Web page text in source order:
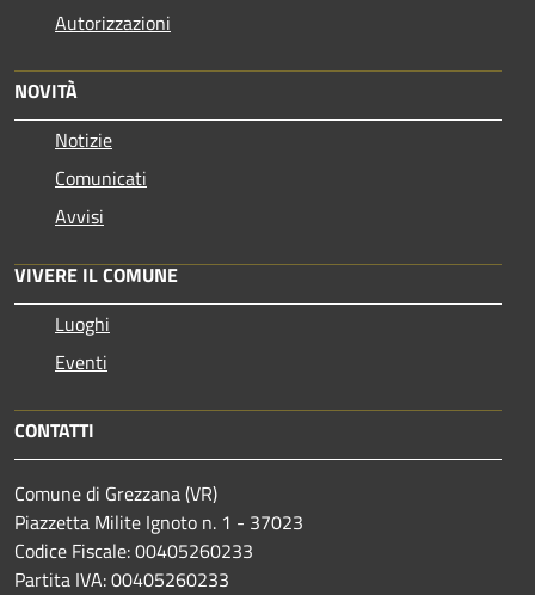
Autorizzazioni
NOVITÀ
Notizie
Comunicati
Avvisi
VIVERE IL COMUNE
Luoghi
Eventi
CONTATTI
Comune di Grezzana (VR)
Piazzetta Milite Ignoto n. 1 - 37023
Codice Fiscale: 00405260233
Partita IVA: 00405260233